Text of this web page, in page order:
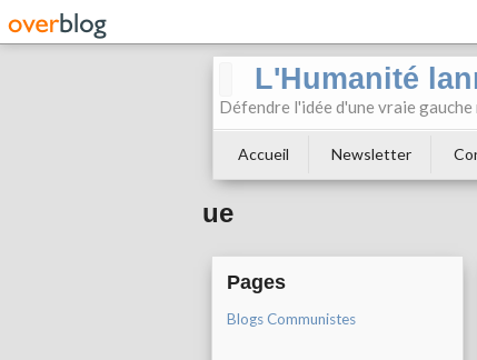
L'Humanité
Défendre l'idée d'une vraie
Accueil Newsletter
ue
Pages
Blogs Communistes